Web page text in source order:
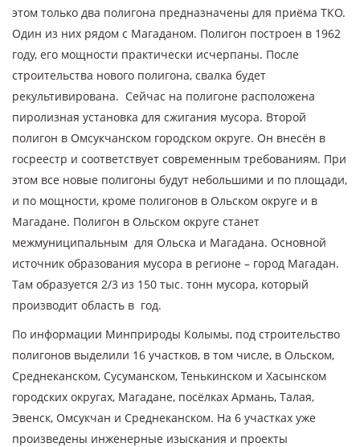
этом только два полигона предназначены для приёма ТКО.
Один из них рядом с Магаданом. Полигон построен в 1962
году, его мощности практически исчерпаны. После
строительства нового полигона, свалка будет
рекультивирована. Сейчас на полигоне расположена
пиролизная установка для сжигания мусора. Второй
полигон в Омсукчанском городском округе. Он внесён в
госреестр и соответствует современным требованиям. При
этом все новые полигоны будут небольшими и по площади,
и по мощности, кроме полигонов в Ольском округе и в
Магадане. Полигон в Ольском округе станет
межмуниципальным для Ольска и Магадана. Основной
источник образования мусора в регионе – город Магадан.
Там образуется 2/3 из 150 тыс. тонн мусора, который
производит область в год.
По информации Минприроды Колымы, под строительство
полигонов выделили 16 участков, в том числе, в Ольском,
Среднеканском, Сусуманском, Тенькинском и Хасынском
городских округах, Магадане, посёлках Армань, Талая,
Эвенск, Омсукчан и Среднеканском. На 6 участках уже
произведены инженерные изыскания и проекты